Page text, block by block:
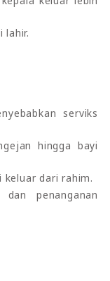
lahir.
serviks
hingga bayi
keluar dari rahim.
penanganan